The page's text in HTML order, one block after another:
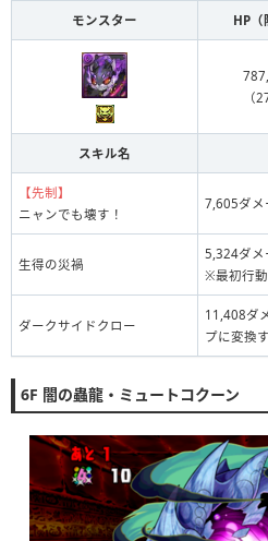
モンスター HP（
（
スキル名
【先制】
ニャンでも壊す！
7,605ダメ
生得の災禍
5,324ダメ
※最初行
ダークサイドクロー
11,408ダ
プに変換
6F 闇の蟲龍・ミュートコクーン